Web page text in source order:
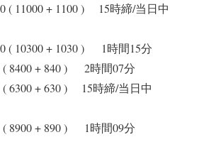
( 11000 + 1100 ) 15時締/当日中
( 10300 + 1030 ) 1時間15分
8400 + 840 ) 2時間07分
( 6300 + 630 ) 15時締/当日中
( 8900 + 890 ) 1時間09分